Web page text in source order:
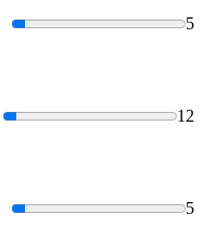
5
12
5